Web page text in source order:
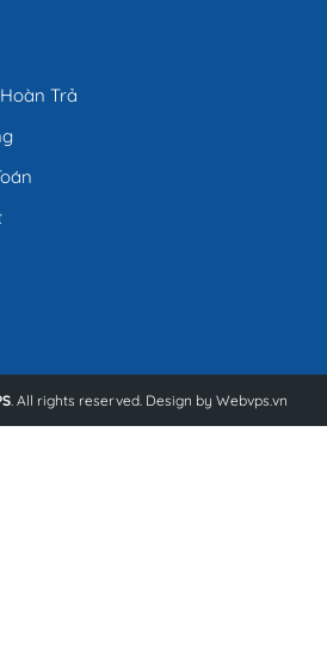
Trả
. All rights reserved. Design by Webvps.vn